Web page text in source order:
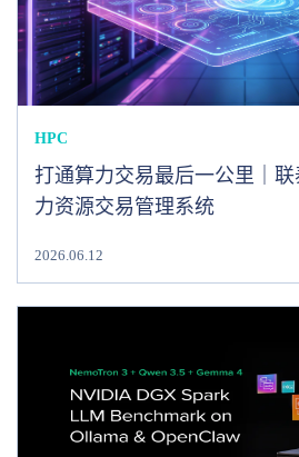
HPC
打通算力交易最后一公里｜联
力资源交易管理系统
2026.06.12